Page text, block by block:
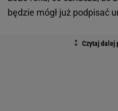
będzie mógł już podpisać